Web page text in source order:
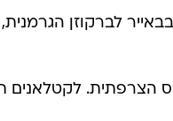
בבאייר לברקוזן הגרמנית,
הצרפתית. לקטלאנים